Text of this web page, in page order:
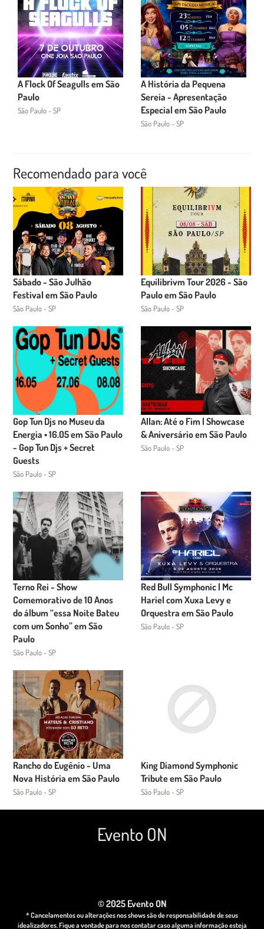
A Flock Of Seagulls em São
Paulo
São Paulo - SP
A História da Pequena
Sereia - Apresentação
Especial em São Paulo
São Paulo - SP
Recomendado para você
Sábado - São Julhão
Festival em São Paulo
São Paulo - SP
Equilibrivm Tour 2026 - São
Paulo em São Paulo
São Paulo - SP
Gop Tun Djs no Museu da
Energia • 16.05 em São Paulo
- Gop Tun Djs + Secret
Guests
São Paulo - SP
Allan: Até o Fim | Showcase
& Aniversário em São Paulo
São Paulo - SP
Terno Rei - Show
Comemorativo de 10 Anos
do álbum “essa Noite Bateu
com um Sonho” em São
Paulo
São Paulo - SP
Red Bull Symphonic | Mc
Hariel com Xuxa Levy e
Orquestra em São Paulo
São Paulo - SP
Rancho do Eugênio - Uma
Nova História em São Paulo
São Paulo - SP
King Diamond Symphonic
Tribute em São Paulo
São Paulo - SP
Evento ON
© 2025 Evento ON
* Cancelamentos ou alterações nos shows são de responsabilidade de seus
idealizadores. Fique a vontade para nos contatar caso alguma informação esteja